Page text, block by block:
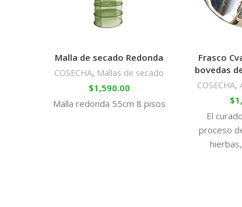
Malla de secado Redonda
COSECHA, Mallas de secado
$1,590.00
Malla redonda 55cm 8 pisos
Frasco
bovedas
COSECHA,
$
El
proceso